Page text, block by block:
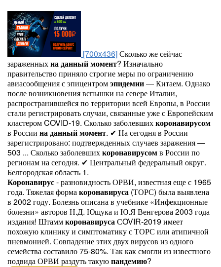
[700x436]Сколько же сейчас
зараженныхнаданныймомент? Изначально
правительство приняло строгие меры по ограничению
авиасообщения с эпицентромэпидемии— Китаем. Однако
после возникновения вспышки на севере Италии,
распространившейся по территории всей Европы, в России
стали регистрировать случаи, связанные уже с Европейским
кластером COVID-19. Сколько заболевшихкоронавирусом
в России наданныймомент. ✔ На сегодня в России
зарегистрировано: подтвержденных случаев заражения —
503 ... Сколько заболевшихкоронавирусомв России по
регионам на сегодня. ✔ Центральный федеральный округ.
Белгородская область 1.
Коронавирус- разновидность ОРВИ, известная еще с 1965
года. Тяжелая формакоронавируса (ТОРС) была выявлена
в 2002 году. Болезнь описана в учебнике «Инфекционные
болезни» авторов Н.Д. Ющука и Ю.Я Венгерова 2003 года
издания! ШтаммкоронавирусаСOVIR-2019 имеет
похожую клинику и симптоматику с ТОРС или атипичной
пневмонией. Совпадение этих двух вирусов из одного
семейства составило 75-80%. Так как смогли из известного
подвида ОРВИ раздуть такуюпандемию?